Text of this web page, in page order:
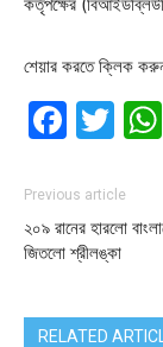
শেয়ার করতে ক্লিক
Previous article
২০৯ রানের হারলো
জিতলো শ্রীলঙ্কা
RELATED